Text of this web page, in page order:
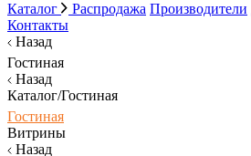
Каталог Распродажа Производители
Контакты
Назад
Гостиная
Назад
Каталог/Гостиная
Гостиная
Витрины
Назад